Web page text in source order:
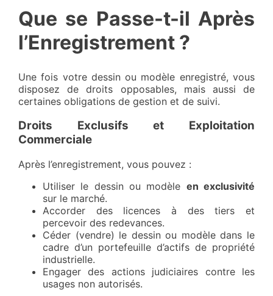
Que se Passe-t-il Après
l’Enregistrement ?
Une fois votre dessin ou modèle enregistré, vous
disposez de droits opposables, mais aussi de
certaines obligations de gestion et de suivi.
Droits Exclusifs et Exploitation
Commerciale
Après l’enregistrement, vous pouvez :
Utiliser le dessin ou modèle en exclusivité
sur le marché.
Accorder des licences à des tiers et
percevoir des redevances.
Céder (vendre) le dessin ou modèle dans le
cadre d’un portefeuille d’actifs de propriété
industrielle.
Engager des actions judiciaires contre les
usages non autorisés.